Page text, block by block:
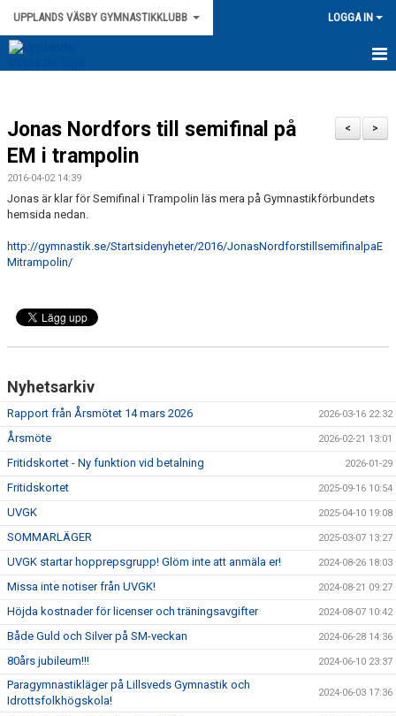
UPPLANDS VÄSBY GYMNASTIKKLUBB LOGGA IN
NYHETER
ANMÄLAN
TRAMPOLIN
TRUPPGYMNASTIK
LÄGER
LEDARE
UTBILDNING FÖR LEDARE
OM KLUBBEN
>
<
Jonas Nordfors till semifinal på
EM i trampolin
2016-04-02 14:39
Jonas är klar för Semifinal i Trampolin läs mera på Gymnastikförbundets
hemsida nedan.
http://gymnastik.se/Startsidenyheter/2016/JonasNordforstillsemifinalpaE
Mitrampolin/
Nyhetsarkiv
Rapport från Årsmötet 14 mars 2026 2026-03-16 22:32
Årsmöte 2026-02-21 13:01
Fritidskortet - Ny funktion vid betalning 2026-01-29
Fritidskortet 2025-09-16 10:54
UVGK 2025-04-10 19:08
SOMMARLÄGER 2025-03-07 13:27
UVGK startar hopprepsgrupp! Glöm inte att anmäla er! 2024-08-26 18:03
Missa inte notiser från UVGK! 2024-08-21 09:27
Höjda kostnader för licenser och träningsavgifter 2024-08-07 10:42
Både Guld och Silver på SM-veckan 2024-06-28 14:36
80års jubileum!!! 2024-06-10 23:37
Paragymnastikläger på Lillsveds Gymnastik och
Idrottsfolkhögskola!
2024-06-03 17:36